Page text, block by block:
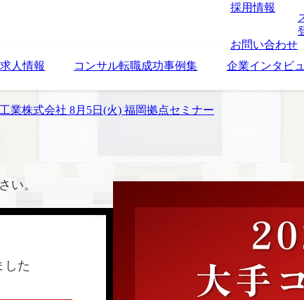
採用情報
お問い合わせ
人情報 コンサル転職成功事例集 企業インタビ
業株式会社 8月5日(火) 福岡拠点セミナー
い。
した